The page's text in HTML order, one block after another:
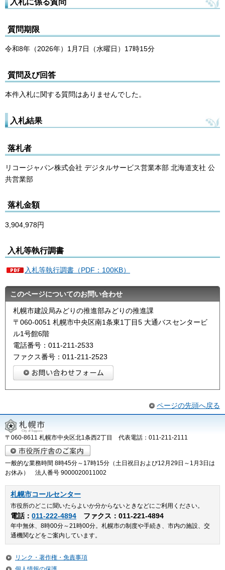
質問期限
令和8年（2026年）1月7日（水曜日）17時15分
質問及び回答
本件入札に関する質問はありませんでした。
入札結果
落札者
リコージャパン株式会社 デジタルサービス営業本部 北海道支社 公
共営業部
落札金額
3,904,978円
入札等執行調書
入札等執行調書（PDF：100KB）
このページについてのお問い合わせ
札幌市建設局みどりの推進部みどりの推進課
〒060-0051 札幌市中央区南1条東1丁目5 大通バスセンタービ
ル1号館6階
電話番号：011-211-2533
ファクス番号：011-211-2523
ページの先頭へ戻る
〒060-8611 札幌市中央区北1条西2丁目 代表電話：011-211-2111
一般的な業務時間 8時45分～17時15分（土日祝日および12月29日～1月3日は
お休み） 法人番号 9000020011002
札幌市コールセンター
市役所のどこに聞いたらよいか分からないときなどにご利用ください。
電話： 011-222-4894 ファクス：011-221-4894
年中無休、8時00分～21時00分。札幌市の制度や手続き、市内の施設、交
通機関などをご案内しています。
リンク・著作権・免責事項